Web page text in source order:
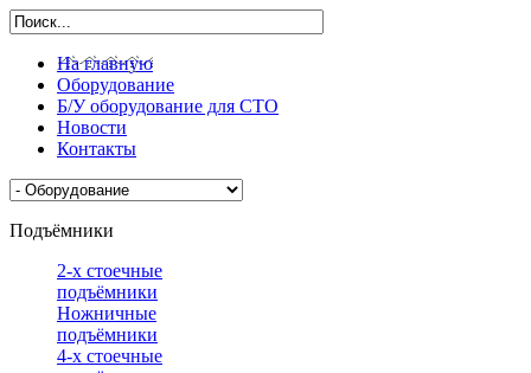
На главную
Оборудование
Б/У оборудование для СТО
Новости
Контакты
Подъёмники
2-х стоечные
подъёмники
Ножничные
подъёмники
4-х стоечные